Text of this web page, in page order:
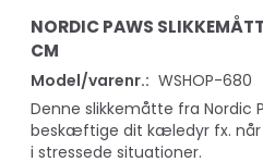
NORDIC PAWS
CM
Model/varenr.: WSHOP-680
Denne slikkemåtte fra Nordic
beskæftige dit kæledyr fx. når
i stressede situationer.